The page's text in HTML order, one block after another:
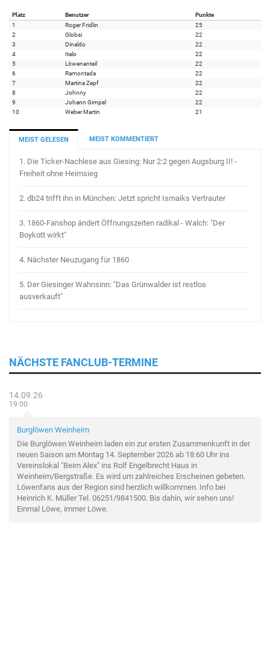
Platz Benutzer
Punkte
1
Roger Fridlin
25
2
Globsi
22
3
Dinaldo
22
4
Italo
22
5
Löwenanteil
22
6
Ramontada
22
7
Martina Zepf
22
8
Johnny
22
9
Johann Gimpel
22
10
Weber Martin 21
MEIST GELESEN MEIST KOMMENTIERT
1. Die Ticker-Nachlese aus Giesing: Nur 2:2 gegen Augsburg II! -
Freiheit ohne Heimsieg
2. db24 trifft ihn in München: Jetzt spricht Ismaiks Vertrauter
3. 1860-Fanshop ändert Öffnungszeiten radikal - Walch: "Der
Boykott wirkt"
4. Nächster Neuzugang für 1860
5. Der Giesinger Wahnsinn: "Das Grünwalder ist restlos
ausverkauft"
NÄCHSTE FANCLUB-TERMINE
14.09.26
19:00
Burglöwen Weinheim
Die Burglöwen Weinheim laden ein zur ersten Zusammenkunft in der
neuen Saison am Montag 14. September 2026 ab 18:60 Uhr ins
Vereinslokal "Beim Alex" ins Rolf Engelbrecht Haus in
Weinheim/Bergstraße. Es wird um zahlreiches Erscheinen gebeten.
Löwenfans aus der Region sind herzlich willkommen. Info bei
Heinrich K. Müller Tel. 06251/9841500. Bis dahin, wir sehen uns!
Einmal Löwe, immer Löwe.